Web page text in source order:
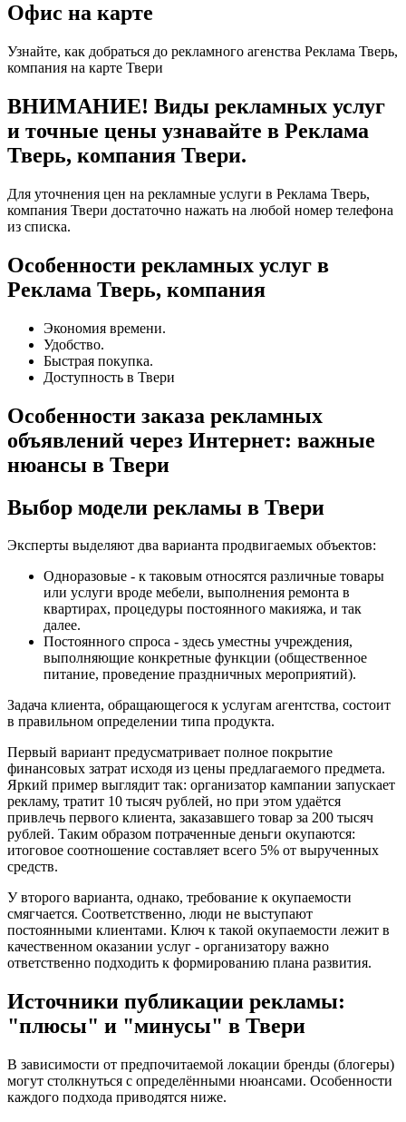
Офис на карте
Узнайте, как добраться до рекламного агенства Реклама Тверь,
компания на карте Твери
ВНИМАНИЕ! Виды рекламных услуг
и точные цены узнавайте в Реклама
Тверь, компания Твери.
Для уточнения цен на рекламные услуги в Реклама Тверь,
компания Твери достаточно нажать на любой номер телефона
из списка.
Особенности рекламных услуг в
Реклама Тверь, компания
Экономия времени.
Удобство.
Быстрая покупка.
Доступность в Твери
Особенности заказа рекламных
объявлений через Интернет: важные
нюансы в Твери
Выбор модели рекламы в Твери
Эксперты выделяют два варианта продвигаемых объектов:
Одноразовые - к таковым относятся различные товары
или услуги вроде мебели, выполнения ремонта в
квартирах, процедуры постоянного макияжа, и так
далее.
Постоянного спроса - здесь уместны учреждения,
выполняющие конкретные функции (общественное
питание, проведение праздничных мероприятий).
Задача клиента, обращающегося к услугам агентства, состоит
в правильном определении типа продукта.
Первый вариант предусматривает полное покрытие
финансовых затрат исходя из цены предлагаемого предмета.
Яркий пример выглядит так: организатор кампании запускает
рекламу, тратит 10 тысяч рублей, но при этом удаётся
привлечь первого клиента, заказавшего товар за 200 тысяч
рублей. Таким образом потраченные деньги окупаются:
итоговое соотношение составляет всего 5% от вырученных
средств.
У второго варианта, однако, требование к окупаемости
смягчается. Соответственно, люди не выступают
постоянными клиентами. Ключ к такой окупаемости лежит в
качественном оказании услуг - организатору важно
ответственно подходить к формированию плана развития.
Источники публикации рекламы:
"плюсы" и "минусы" в Твери
В зависимости от предпочитаемой локации бренды (блогеры)
могут столкнуться с определёнными нюансами. Особенности
каждого подхода приводятся ниже.